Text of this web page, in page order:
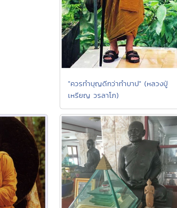
"ควรทำบุญดีกว่าทำบาป" (หลวงปู่
เหรียญ วรลาโภ)